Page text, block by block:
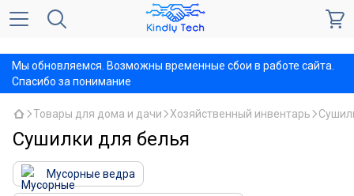
Мы обновляемся. Возможны временные сбои в работе сайта.
Спасибо за понимание
Товары для дома и дачи Хозяйственный инвентарь
Сушилки для белья
Мусорные ведра